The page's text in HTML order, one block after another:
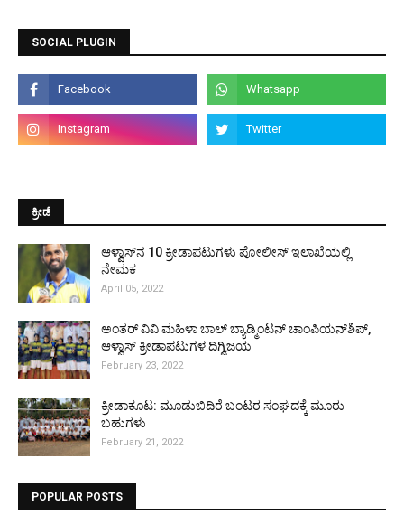
SOCIAL PLUGIN
ಕ್ರೀಡೆ
ಆಳ್ವಾಸ್‌ನ 10 ಕ್ರೀಡಾಪಟುಗಳು ಪೋಲೀಸ್ ಇಲಾಖೆಯಲ್ಲಿ
ನೇಮಕ
April 05, 2022
ಅಂತರ್ ವಿವಿ ಮಹಿಳಾ ಬಾಲ್ ಬ್ಯಾಡ್ಮಿಂಟನ್ ಚಾಂಪಿಯನ್‌ಶಿಪ್,
ಆಳ್ವಾಸ್ ಕ್ರೀಡಾಪಟುಗಳ ದಿಗ್ವಿಜಯ
February 23, 2022
ಕ್ರೀಡಾಕೂಟ: ಮೂಡುಬಿದಿರೆ ಬಂಟರ ಸಂಘದಕ್ಕೆ ಮೂರು
ಬಹುಗಳು
February 21, 2022
POPULAR POSTS